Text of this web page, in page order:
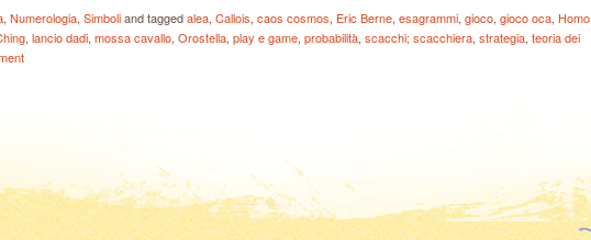
, Numerologia, Simboliand taggedalea, Callois, caos cosmos, Eric Berne, esagrammi, gioco, gioco oca, Homo
, lancio dadi, mossa cavallo, Orostella, play e game, probabilità, scacchi; scacchiera, strategia, teoria dei